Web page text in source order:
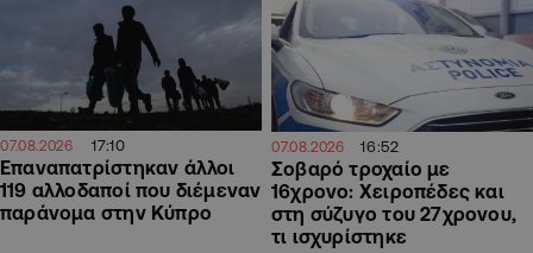
07.08.2026 17:10
Επαναπατρίστηκαν άλλοι
119 αλλοδαποί που διέμεναν
παράνομα στην Κύπρο
07.08.2026 16:52
Σοβαρό τροχαίο με
16χρονο: Χειροπέδες και
στη σύζυγο του 27χρονου,
τι ισχυρίστηκε